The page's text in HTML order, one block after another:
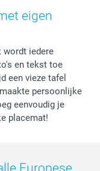
eigen
wordt iedere
en tekst toe
een vieze tafel
persoonlijke
eenvoudig je
placemat!